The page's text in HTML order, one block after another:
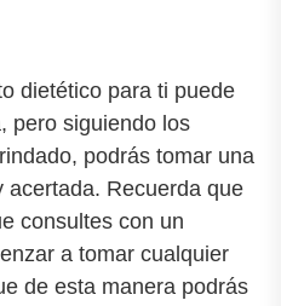
dietético para ti puede
pero siguiendo los
podrás tomar una
acertada. Recuerda que
consultes con un
a tomar cualquier
de esta manera podrás